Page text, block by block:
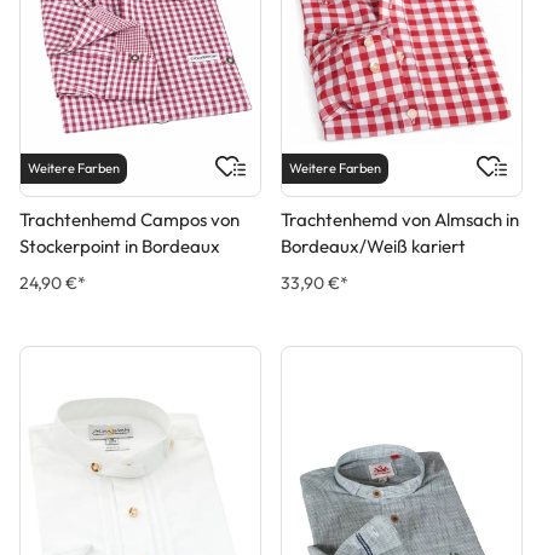
Weitere Farben
Trachtenhemd Campos von
Stockerpoint in Bordeaux
24,90 €*
Weitere Farben
Trachtenhemd von Almsach in
Bordeaux/Weiß kariert
33,90 €*